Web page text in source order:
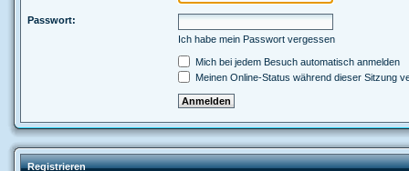
Passwort:
Ich habe mein Passwort vergessen
Mich bei jedem Besuch automatisch anmelden
Meinen Online-Status während dieser Sitzung
Registrieren